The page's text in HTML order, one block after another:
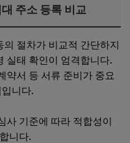
주소 등록 비교
절차가 비교적 간단하지
실태 확인이 엄격합니다.
약서 등 서류 준비가 중요
니다.
사 기준에 따라 적합성이
니다.